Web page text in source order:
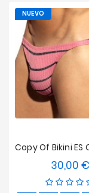
Brands
Novedades
Ofertas
30,00 €
NUEVO